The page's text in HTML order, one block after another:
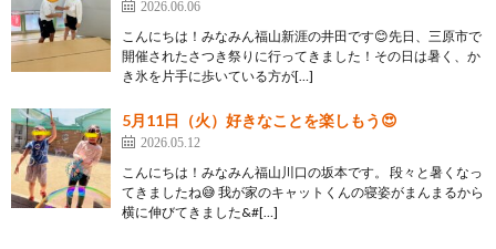
2026.06.06
こんにちは！みなみん福山新涯の井田です😊先日、三原市で
開催されたさつき祭りに行ってきました！その日は暑く、か
き氷を片手に歩いている方が[…]
5月11日（火）好きなことを楽しもう😍
2026.05.12
こんにちは！みなみん福山川口の坂本です。 段々と暑くなっ
てきましたね😅 我が家のキャットくんの寝姿がまんまるから
横に伸びてきました&#[…]